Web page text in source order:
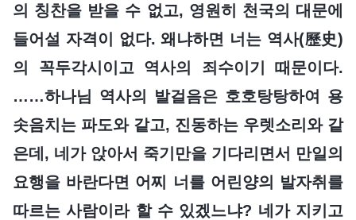
의 칭찬을 받을 수 없고, 영원히 천국의 대문에
들어설 자격이 없다. 왜냐하면 너는 역사(歷史)
의 꼭두각시이고 역사의 죄수이기 때문이다.
……하나님 역사의 발걸음은 호호탕탕하여 용
솟음치는 파도와 같고, 진동하는 우렛소리와 같
은데, 네가 앉아서 죽기만을 기다리면서 만일의
요행을 바란다면 어찌 너를 어린양의 발자취를
따르는 사람이라 할 수 있겠느냐? 네가 지키고